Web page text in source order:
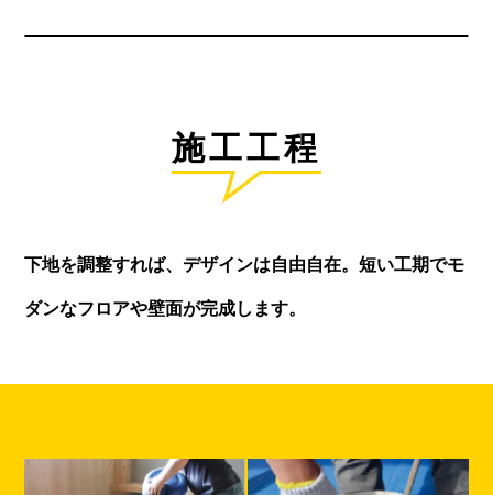
施工工程
下地を調整すれば、デザインは自由自在。短い工期でモ
ダンなフロアや壁面が完成します。